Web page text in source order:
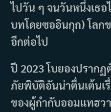
ไปวัน ๆ จนวันหนึ่งเธ
บทโดยซออินกุก) โลก
อีกต่อไป
ปี 2023 โบยองปราก
ภัยพิบัติอันน่าตื่นเต้นเ
ของผู้กำกับออมแทฮว